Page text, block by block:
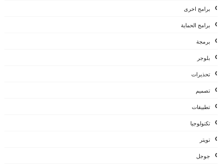
برامج اخرى
برامج الحماية
برمجة
بلوجر
تحذيرات
تصميم
تطبيقات
تكنولوجيا
تويتر
جوجل